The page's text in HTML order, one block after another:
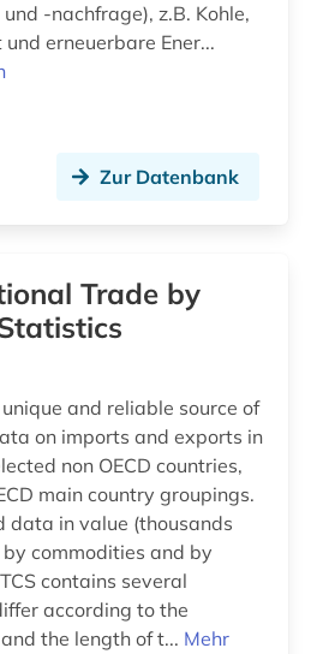
-nachfrage), z.B. Kohle,
erneuerbare Ener...
Zur Datenbank
Trade by
and reliable source of
on imports and exports in
non OECD countries,
main country groupings.
data in value (thousands
commodities and by
contains several
according to the
the length of t... Mehr